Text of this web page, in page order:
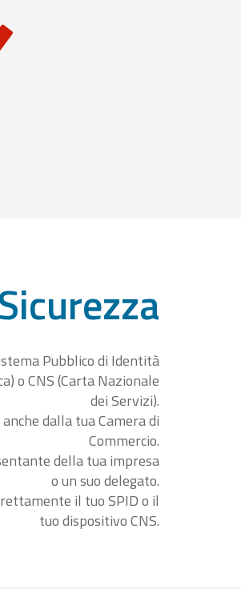
Sicurezza
Pubblico di Identità
o CNS (Carta Nazionale
dei Servizi).
dalla tua Camera di
Commercio.
della tua impresa
o un suo delegato.
il tuo SPID o il
tuo dispositivo CNS.